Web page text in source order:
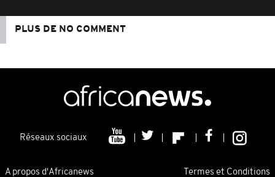
PLUS DE NO COMMENT
Réseaux sociaux
A propos d'Africanews Termes et Conditions